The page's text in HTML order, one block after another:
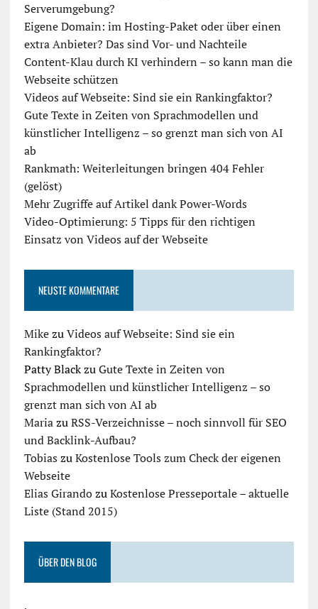
Serverumgebung?
Eigene Domain: im Hosting-Paket oder über einen
extra Anbieter? Das sind Vor- und Nachteile
Content-Klau durch KI verhindern – so kann man die
Webseite schützen
Videos auf Webseite: Sind sie ein Rankingfaktor?
Gute Texte in Zeiten von Sprachmodellen und
künstlicher Intelligenz – so grenzt man sich von AI
ab
Rankmath: Weiterleitungen bringen 404 Fehler
(gelöst)
Mehr Zugriffe auf Artikel dank Power-Words
Video-Optimierung: 5 Tipps für den richtigen
Einsatz von Videos auf der Webseite
NEUSTE KOMMENTARE
MikezuVideos auf Webseite: Sind sie ein
Rankingfaktor?
Patty BlackzuGute Texte in Zeiten von
Sprachmodellen und künstlicher Intelligenz – so
grenzt man sich von AI ab
MariazuRSS-Verzeichnisse – noch sinnvoll für SEO
und Backlink-Aufbau?
Tobias zuKostenlose Tools zum Check der eigenen
Webseite
Elias GirandozuKostenlose Presseportale – aktuelle
Liste (Stand 2015)
ÜBER DEN BLOG